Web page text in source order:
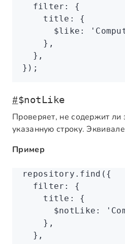
  filter
:
{
    title
:
{
      $like
:
    }
,
  }
,
});
#$notLike
Проверяет, не содержит ли
указанную строку.
Пример
repository .find ({
  filter
:
{
    title
:
{
      $notLike
:
    }
,
  }
,